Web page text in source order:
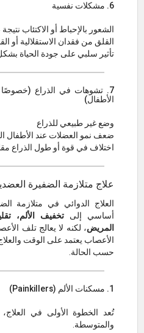
6. مشكلات نفسية
الشعور بالإحباط أو الاكتئاب
القلق من فقدان الاستقلالية أو
تأثير سلبي على جودة الحياة
7. تشوهات في الذراع (خصوصًا
الأطفال)
وضع غير طبيعي للذراع
ضعف نمو العضلات عند الأطفال
اختلاف في قوة أو طول الذراع
علاج متلازمة الضفيرة
العلاج الدوائي في متلازمة
أساسي إلى تخفيف الألم،
المريض، لكنه لا يعالج تلف
الأعصاب يعتمد على الوقت
حسب الحالة.
1. مسكنات الألم (Painkillers)
تُعد الخطوة الأولى في
والمتوسطة.